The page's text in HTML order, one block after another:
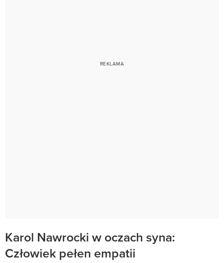
Karol Nawrocki w oczach syna:
Człowiek pełen empatii